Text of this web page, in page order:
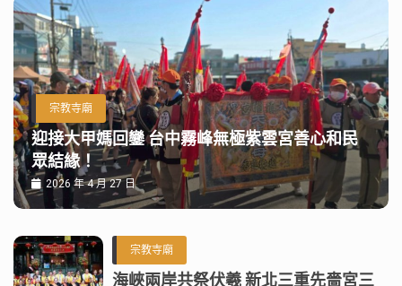
宗教寺廟
迎接大甲媽回鑾 台中霧峰無極紫雲宮善心和民
眾結緣！
2026 年 4 月 27 日
宗教寺廟
海峽兩岸共祭伏羲 新北三重先嗇宮三